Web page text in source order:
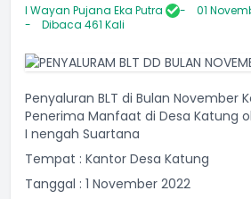
I Wayan Pujana Eka Putra
01
Dibaca 461 Kali
Penyaluran BLT di Bulan November
Penerima Manfaat di Desa Katung
I nengah Suartana
Tempat : Kantor Desa Katung
Tanggal : 1 November 2022